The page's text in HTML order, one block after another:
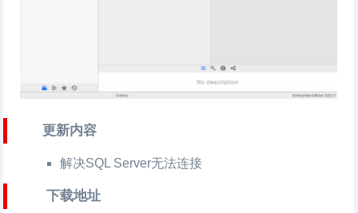
更新内容
解决SQL Server无法连接
下载地址